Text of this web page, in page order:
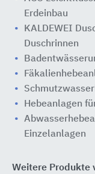
Erdeinbau
KALDEWEI
Duschrinnen
Hebeanlagen
Einzelanlagen
Weitere Produkte